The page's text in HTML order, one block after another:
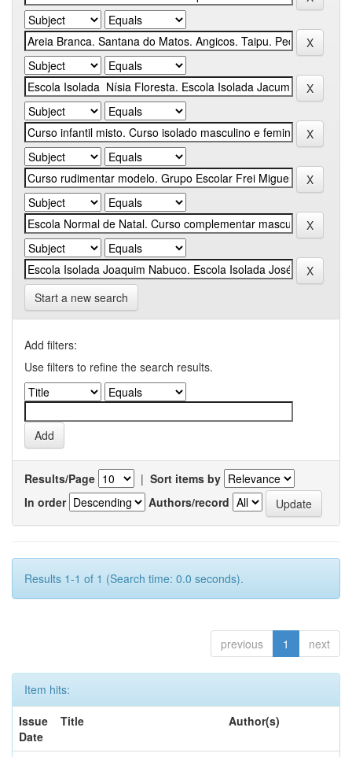
Start a new search
Add filters:
Use filters to refine the search results.
Results/Page | Sort items by
In order
Authors/record
Results 1-1 of 1 (Search time: 0.0 seconds).
previous 1 next
Item hits:
Issue
Date
Title Author(s)